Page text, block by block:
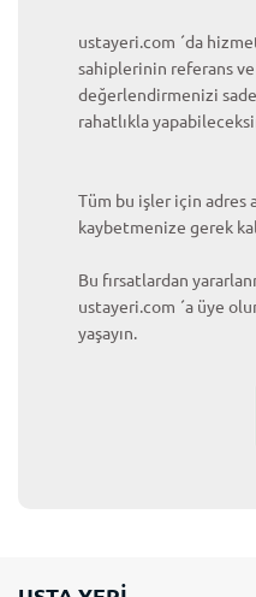
ustayeri.com ´da
sahiplerinin referans
değerlendirmenizi
rahatlıkla
Tüm bu işler için adres
kaybetmenize gerek
Bu fırsatlardan
ustayeri.com ´a üye
yaşayın.